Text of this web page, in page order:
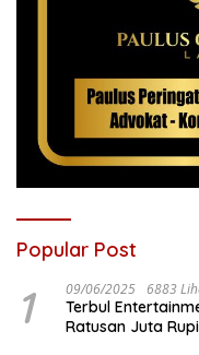
Popular Post
1 09/06/2025 6883
Terbul
Ratusan Juta